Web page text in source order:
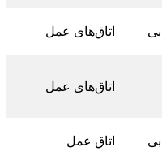
اتاق‌های عمل
اتاق‌های عمل
اتاق عمل